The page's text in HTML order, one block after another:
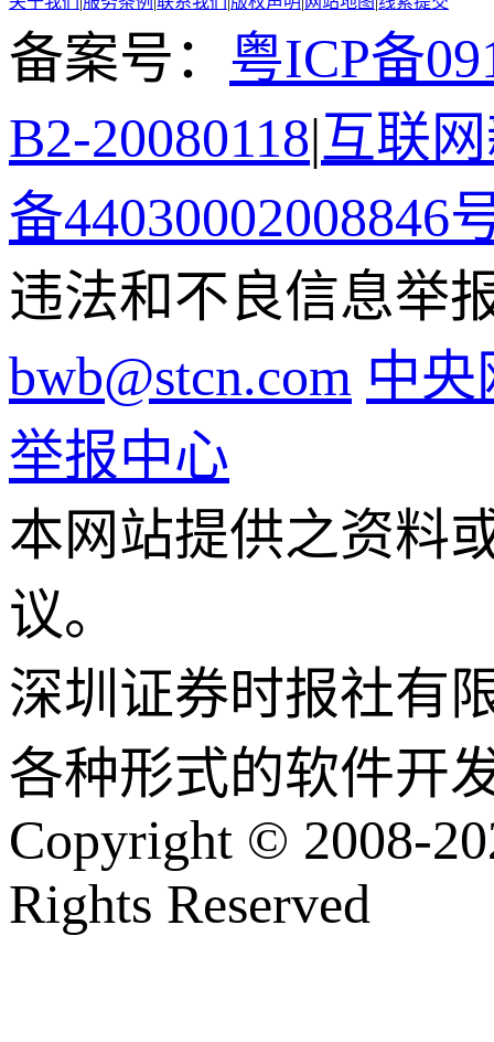
备案号： 粤ICP备
B2-20080118|互联
备44030002008846
违法和不良信息举
bwb@stcn.com 中
举报中心
本网站提供之资料
议。
深圳证券时报社有
各种形式的软件开
Copyright © 2008-
Rights Reserved